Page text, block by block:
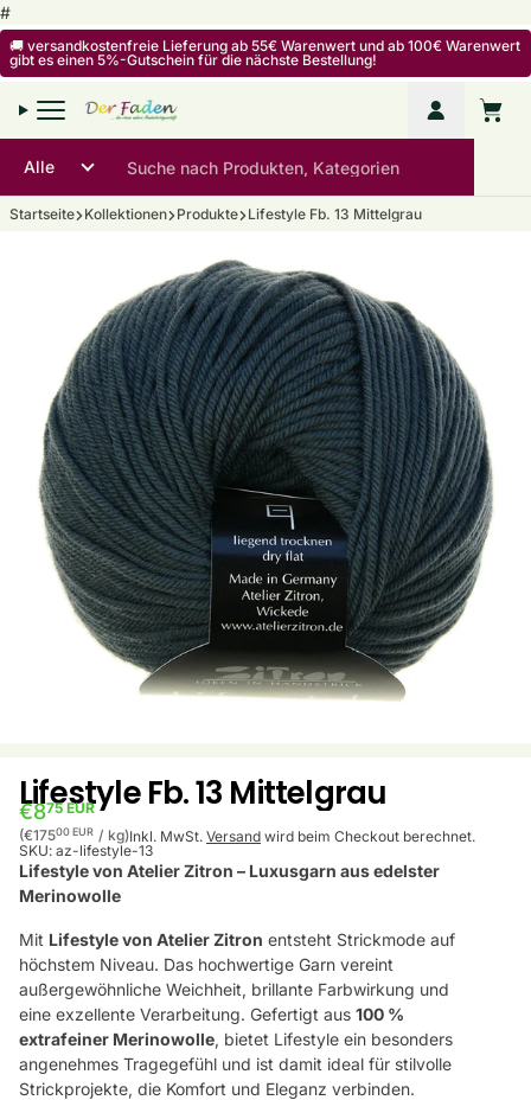
#Zum Inhalt springen
🚚 versandkostenfreie Lieferung ab 55€ Warenwert und ab 100€ Warenwert
gibt es einen 5%-Gutschein für die nächste Bestellung!
Mein
Startseite Kollektionen Produkte Lifestyle Fb. 13 Mittelgrau
Lifestyle Fb. 13 Mittelgrau
€875 EUR
Stückpreis
(€17500 EUR / pro
kg)Inkl. MwSt. Versand wird beim Checkout berechnet.
SKU: az-lifestyle-13
Lifestyle von Atelier Zitron – Luxusgarn aus edelster
Merinowolle
Mit Lifestyle von Atelier Zitron entsteht Strickmode auf
höchstem Niveau. Das hochwertige Garn vereint
außergewöhnliche Weichheit, brillante Farbwirkung und
eine exzellente Verarbeitung. Gefertigt aus 100 %
extrafeiner Merinowolle, bietet Lifestyle ein besonders
angenehmes Tragegefühl und ist damit ideal für stilvolle
Strickprojekte, die Komfort und Eleganz verbinden.